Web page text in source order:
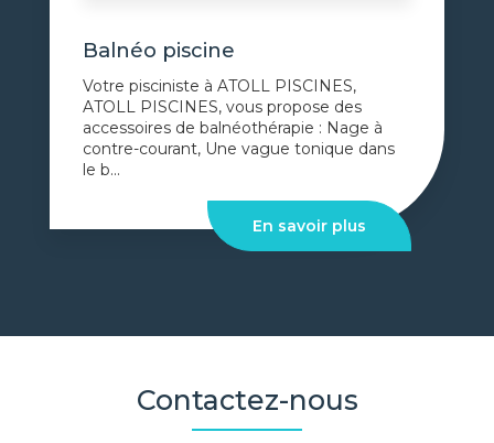
Balnéo piscine
Votre pisciniste à ATOLL PISCINES,
ATOLL PISCINES, vous propose des
accessoires de balnéothérapie : Nage à
contre-courant, Une vague tonique dans
le b...
En savoir plus
Contactez-nous